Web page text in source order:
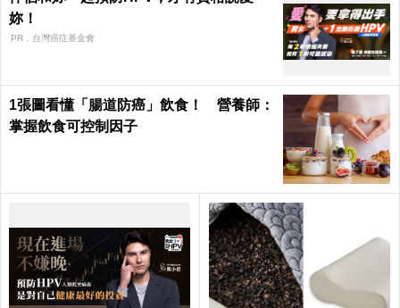
妳！
PR．台灣癌症基金會
1張圖看懂「腸道防癌」飲食！ 營養師：
掌握飲食可控制因子